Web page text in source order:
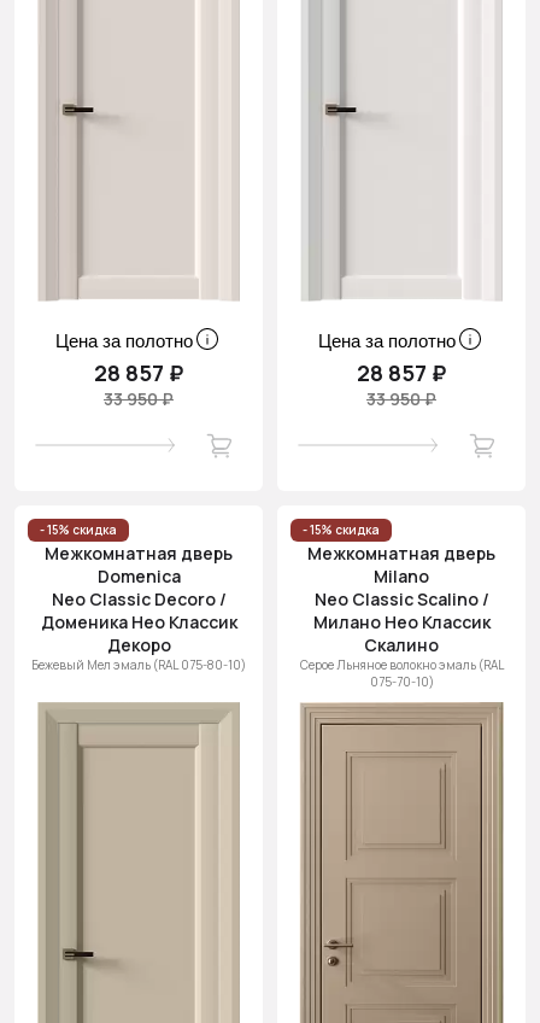
Цена за полотно
28 857 ₽
33 950 ₽
Цена за полотно
28 857 ₽
33 950 ₽
- 15% скидка
Межкомнатная дверь
Domenica
Neo Classic Decoro /
Доменика Нео Классик
Декоро
Бежевый Мел эмаль (RAL 075-80-10)
- 15% скидка
Межкомнатная дверь
Milano
Neo Classic Scalino /
Милано Нео Классик
Скалино
Серое Льняное волокно эмаль (RAL
075-70-10)